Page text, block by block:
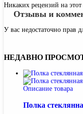
Никаких рецензий на этот
Отзывы и
У вас недостаточно прав
НЕДАВНО
Описание товара
Полка